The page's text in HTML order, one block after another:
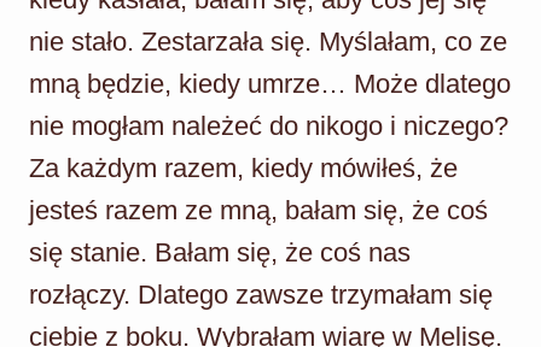
nie stało. Zestarzała się. Myślałam, co ze
mną będzie, kiedy umrze… Może dlatego
nie mogłam należeć do nikogo i niczego?
Za każdym razem, kiedy mówiłeś, że
jesteś razem ze mną, bałam się, że coś
się stanie. Bałam się, że coś nas
rozłączy. Dlatego zawsze trzymałam się
ciebie z boku. Wybrałam wiarę w Melisę.